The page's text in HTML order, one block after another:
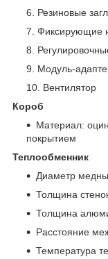
Резиновые
Фиксирующие
Модуль-
Вентилятор
Короб
Материал:
покрытием
Теплообменник
Диаметр
Толщина
Толщина
Расстояние
Температура